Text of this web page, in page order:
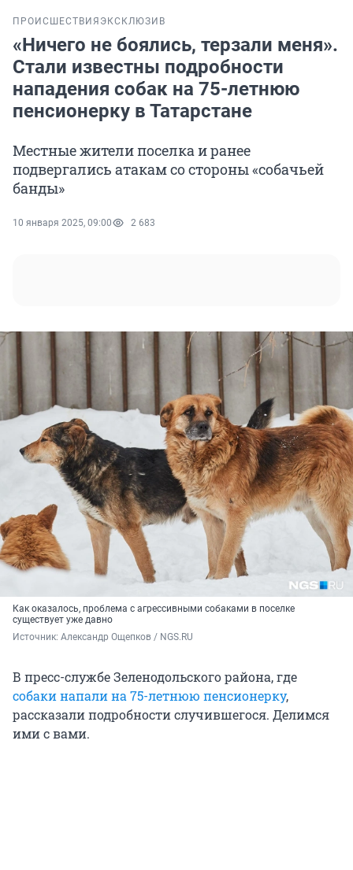
ПРОИСШЕСТВИЯ ЭКСКЛЮЗИВ
«Ничего не боялись, терзали меня».
Стали известны подробности
нападения собак на 75-летнюю
пенсионерку в Татарстане
Местные жители поселка и ранее
подвергались атакам со стороны «собачьей
банды»
10 января 2025, 09:00 2 683
Как оказалось, проблема с агрессивными собаками в поселке
существует уже давно
Источник: Александр Ощепков / NGS.RU
В пресс-службе Зеленодольского района, где
собаки напали на 75-летнюю пенсионерку,
рассказали подробности случившегося. Делимся
ими с вами.